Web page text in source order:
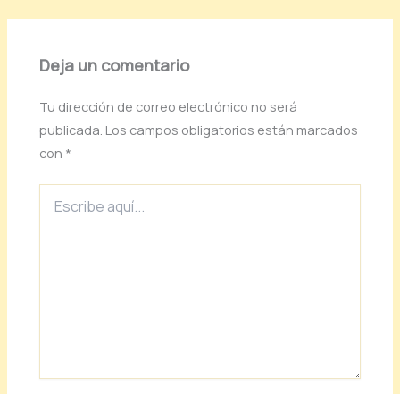
Deja un comentario
Tu dirección de correo electrónico no será
publicada. Los campos obligatorios están marcados
con *
aquí...